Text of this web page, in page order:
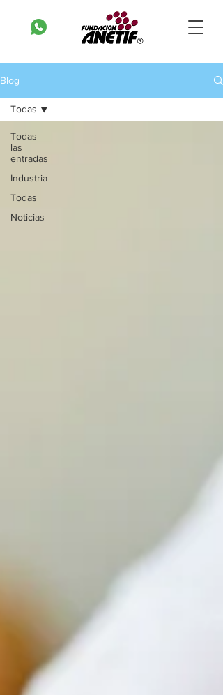
Blog
Todas
las
entradas
Industria
Todas
Noticias
Todas